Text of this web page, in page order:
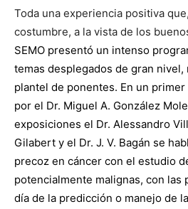
Toda una experiencia positiva
costumbre, a la vista de los
SEMO presentó un intenso
temas desplegados de gran
plantel de ponentes. En un
por el Dr. Miguel A. González
exposiciones el Dr. Alessandro
Gilabert y el Dr. J. V. Bagán se
precoz en cáncer con el estudio
potencialmente malignas, con las
día de la predicción o manejo de